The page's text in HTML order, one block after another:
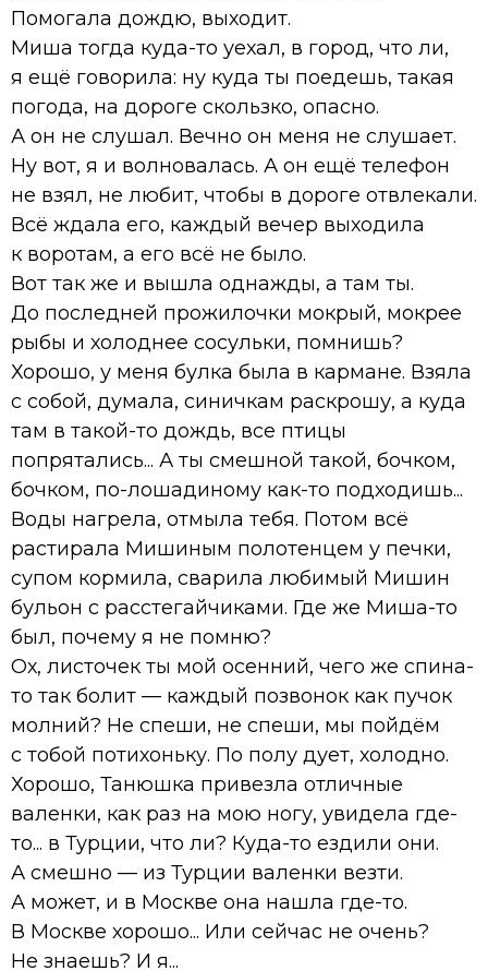
Помогала дождю, выходит.
Миша тогда куда-то уехал, в город, что ли,
я ещё говорила: ну куда ты поедешь, такая
погода, на дороге скользко, опасно.
А он не слушал. Вечно он меня не слушает.
Ну вот, я и волновалась. А он ещё телефон
не взял, не любит, чтобы в дороге отвлекали.
Всё ждала его, каждый вечер выходила
к воротам, а его всё не было.
Вот так же и вышла однажды, а там ты.
До последней прожилочки мокрый, мокрее
рыбы и холоднее сосульки, помнишь?
Хорошо, у меня булка была в кармане. Взяла
с собой, думала, синичкам раскрошу, а куда
там в такой-то дождь, все птицы
попрятались... А ты смешной такой, бочком,
бочком, по-лошадиному как-то подходишь...
Воды нагрела, отмыла тебя. Потом всё
растирала Мишиным полотенцем у печки,
супом кормила, сварила любимый Мишин
бульон с расстегайчиками. Где же Миша-то
был, почему я не помню?
Ох, листочек ты мой осенний, чего же спина-
то так болит — каждый позвонок как пучок
молний? Не спеши, не спеши, мы пойдём
с тобой потихоньку. По полу дует, холодно.
Хорошо, Танюшка привезла отличные
валенки, как раз на мою ногу, увидела где-
то... в Турции, что ли? Куда-то ездили они.
А смешно — из Турции валенки везти.
А может, и в Москве она нашла где-то.
В Москве хорошо... Или сейчас не очень?
Не знаешь? И я...